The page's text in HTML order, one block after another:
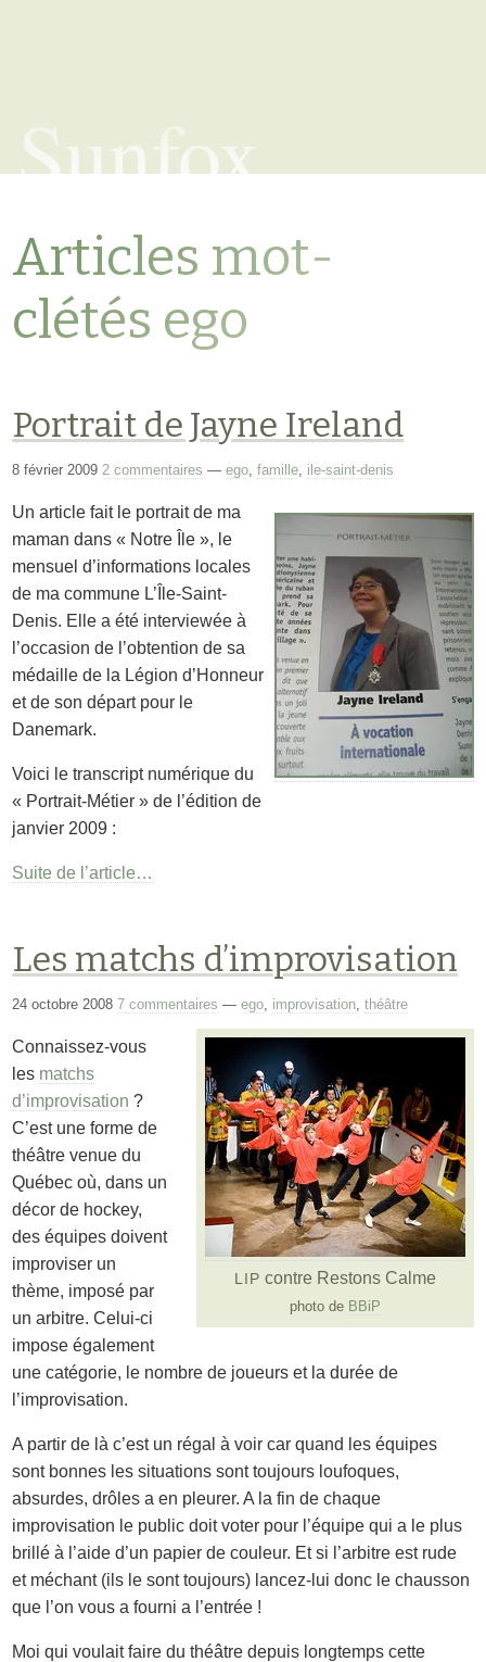
Sunfox
Articles mot-
clétés ego
Portrait de Jayne Ireland
8 février 2009 2 commentaires —ego ,famille ile-saint-denis
Un article fait le portrait de ma
maman dans « Notre Île », le
mensuel d’informations locales
de ma commune L’Île-Saint-
Denis. Elle a été interviewée à
l’occasion de l’obtention de sa
médaille de la Légion d’Honneur
et de son départ pour le
Danemark.
Voici le transcript numérique du
« Portrait-Métier » de l’édition de
janvier 2009 :
Suite de l’article…
Les matchs d’improvisation
24 octobre 20087 commentaires —ego improvisation ,théâtre
LIP contre Restons Calme
photo de BBiP
Connaissez-vous
les matchs
d’improvisation ?
C’est une forme de
théâtre venue du
Québec où, dans un
décor de hockey,
des équipes doivent
improviser un
thème, imposé par
un arbitre. Celui-ci
impose également
une catégorie, le nombre de joueurs et la durée de
l’improvisation.
A partir de là c’est un régal à voir car quand les équipes
sont bonnes les situations sont toujours loufoques,
absurdes, drôles a en pleurer. A la fin de chaque
improvisation le public doit voter pour l’équipe qui a le plus
brillé à l’aide d’un papier de couleur. Et si l’arbitre est rude
et méchant (ils le sont toujours) lancez-lui donc le chausson
que l’on vous a fourni a l’entrée !
Moi qui voulait faire du théâtre depuis longtemps cette